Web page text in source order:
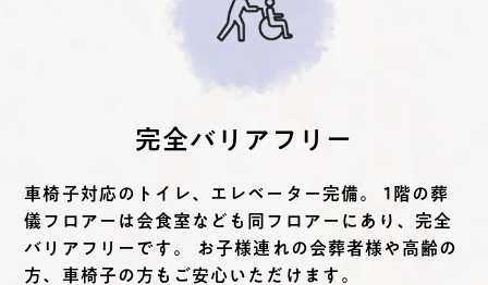
完全バリアフリー
車椅子対応のトイレ、エレベーター完備。 1階の葬
儀フロアーは会食室なども同フロアーにあり、完全
バリアフリーです。 お子様連れの会葬者様や高齢の
方、車椅子の方もご安心いただけます。